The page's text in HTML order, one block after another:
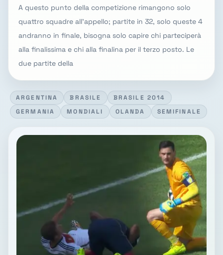
A questo punto della competizione rimangono solo
quattro squadre all'appello; partite in 32, solo queste 4
andranno in finale, bisogna solo capire chi parteciperà
alla finalissima e chi alla finalina per il terzo posto. Le
due partite della
ARGENTINA BRASILE
BRASILE 2014
GERMANIA
MONDIALI OLANDA SEMIFINALE